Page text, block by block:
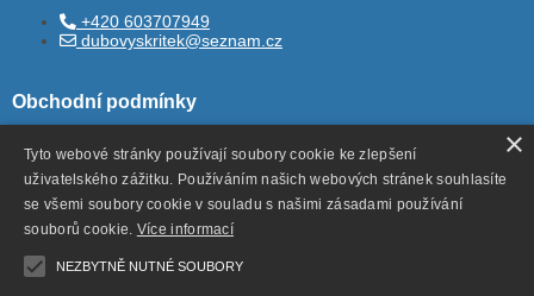
+420 603707949
dubovyskritek@seznam.cz
Obchodní podmínky
Všeobecné obchodní podmínky
Ochrana ososbních údajů
Odstoupení od smlouvy
×
Tyto webové stránky používají soubory cookie ke zlepšení
uživatelského zážitku. Používáním našich webových stránek souhlasíte
se všemi soubory cookie v souladu s našimi zásadami používání
souborů cookie. Více informací
NEZBYTNĚ NUTNÉ SOUBORY